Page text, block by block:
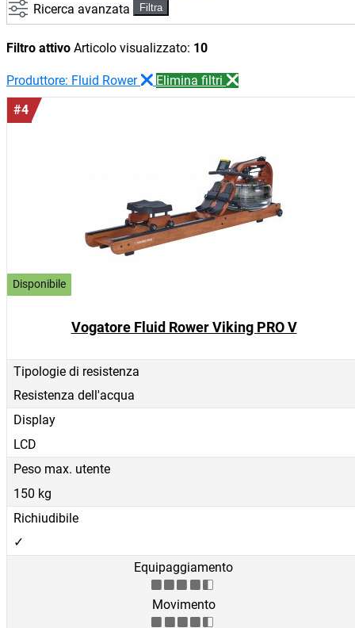
Ricerca avanzata
Filtra
Filtro attivo Articolo visualizzato: 10
Produttore: Fluid Rower
Elimina filtri
#4
Disponibile
Vogatore Fluid Rower Viking PRO V
Tipologie di resistenza
Resistenza dell'acqua
Display
LCD
Peso max. utente
150 kg
Richiudibile
✓
Equipaggiamento
Movimento